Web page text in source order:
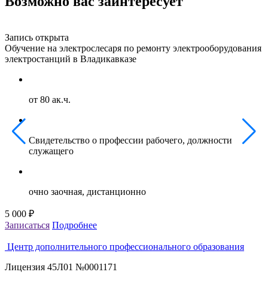
Запись открыта
Обучение на электрослесаря по ремонту электрооборудования
электростанций в Владикавказе
от 80 ак.ч.
Свидетельство о профессии рабочего, должности
служащего
очно заочная, дистанционно
5 000 ₽
Записаться Подробнее
Центр дополнительного профессионального образования
Лицензия 45Л01 №0001171